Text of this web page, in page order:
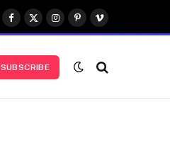
Facebook
X
(Twitter)
Instagram
Pinterest
Vimeo
SUBSCRIBE